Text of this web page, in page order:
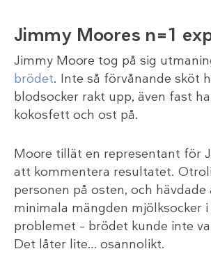
Jimmy Moores n=1
Jimmy Moore tog på sig
brödet. Inte så förvånande sköt
blodsocker rakt upp, även fast
kokosfett och ost på.
Moore tillät en representant för
att kommentera resultatet.
personen på osten, och hävdade
minimala mängden mjölksocker
problemet – brödet kunde inte
Det låter lite… osannolikt.